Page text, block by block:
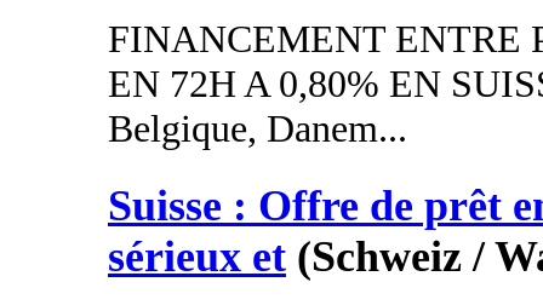
FINANCEMENT ENTRE
EN 72H A 0,80% EN
Belgique, Danem...
Suisse : Offre de prêt
sérieux et (Schweiz /